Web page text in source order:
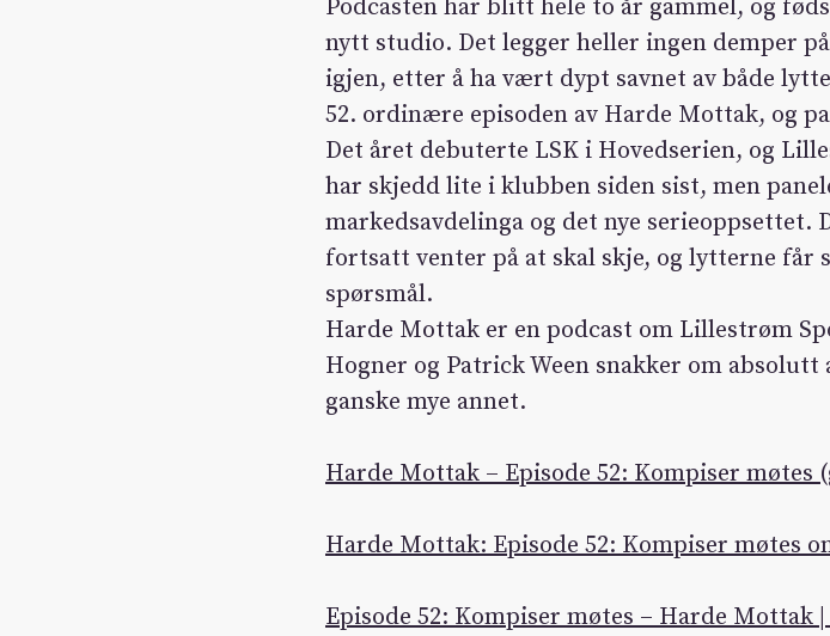
Podcasten har blitt hele to år gammel, og
nytt studio. Det legger heller ingen demper
igjen, etter å ha vært dypt savnet av både
52. ordinære episoden av Harde Mottak, og
Det året debuterte LSK i Hovedserien, og
har skjedd lite i klubben siden sist, men
markedsavdelinga og det nye
fortsatt venter på at skal skje, og lytterne får
spørsmål.
Harde Mottak er en podcast om Lillestrøm
Hogner og Patrick Ween snakker om
ganske mye annet.
Harde Mottak – Episode 52: Kompiser møtes
Harde Mottak: Episode 52: Kompiser møtes
Episode 52: Kompiser møtes – Harde Mottak